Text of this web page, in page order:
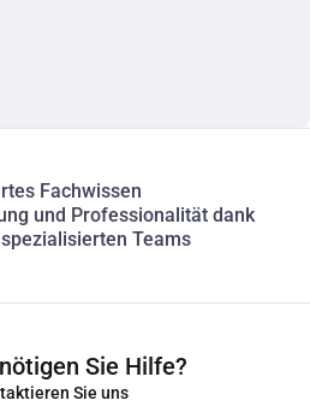
Fachwissen
und Professionalität dank
Teams
Sie Hilfe?
Sie uns